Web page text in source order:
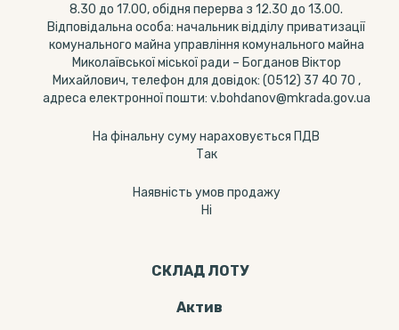
8.30 до 17.00, обідня перерва з 12.30 до 13.00.
Відповідальна особа: начальник відділу приватизації
комунального майна управління комунального майна
Миколаївської міської ради – Богданов Віктор
Михайлович, телефон для довідок: (0512) 37 40 70 ,
адреса електронної пошти: v.bohdanov@mkrada.gov.ua
На фінальну суму нараховується ПДВ
Так
Наявність умов продажу
Ні
СКЛАД ЛОТУ
Актив